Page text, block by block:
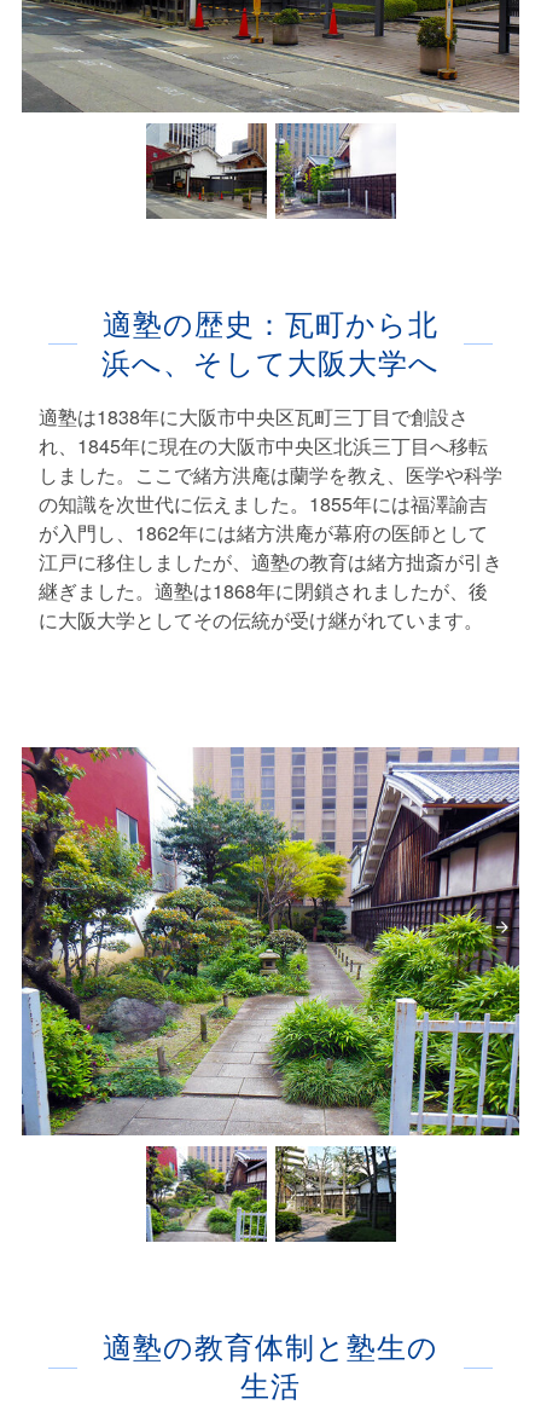
適塾の歴史：瓦町から北
浜へ、そして大阪大学へ
適塾は1838年に大阪市中央区瓦町三丁目で創設さ
れ、1845年に現在の大阪市中央区北浜三丁目へ移転
しました。ここで緒方洪庵は蘭学を教え、医学や科学
の知識を次世代に伝えました。1855年には福澤諭吉
が入門し、1862年には緒方洪庵が幕府の医師として
江戸に移住しましたが、適塾の教育は緒方拙斎が引き
継ぎました。適塾は1868年に閉鎖されましたが、後
に大阪大学としてその伝統が受け継がれています。
適塾の教育体制と塾生の
生活